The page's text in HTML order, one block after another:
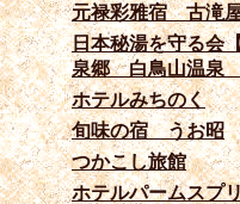
元禄彩雅宿 古滝
日本秘湯を守る会
泉郷 白鳥山温
ホテルみちのく
旬味の宿 うお昭
つかこし旅館
ホテルパームスプ